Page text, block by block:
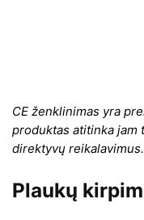
CE ženklinimas yra
produktas atitinka jam
direktyvų reikalavimus.
Plaukų